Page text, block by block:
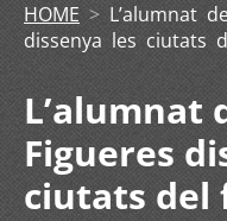
HOME > L’alumnat
dissenya les ciutats
L’alumnat
Figueres
ciutats del